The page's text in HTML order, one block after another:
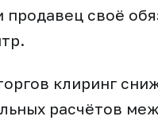
своё
клиринг
расчётов